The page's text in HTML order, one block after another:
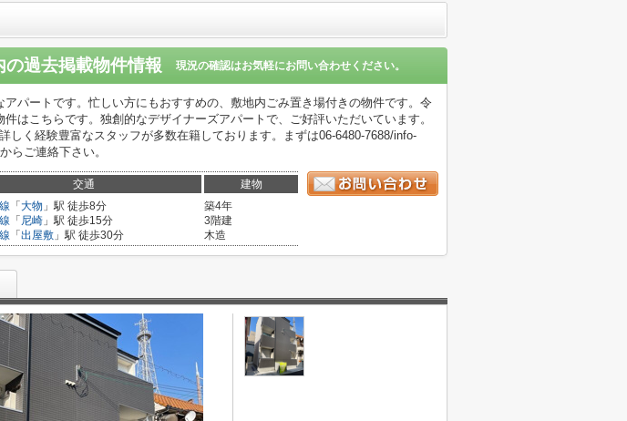
の過去掲載物件情報 現況の確認はお気軽にお問い合わせください。
アパートです。忙しい方にもおすすめの、敷地内ごみ置き場付きの物件です。令
はこちらです。独創的なデザイナーズアパートで、ご好評いただいています。
しく経験豊富なスタッフが多数在籍しております。まずは06-6480-7688/info-
らご連絡下さい。
交通 建物
「 大物 」駅 徒歩8分
「 尼崎 」駅 徒歩15分
「 出屋敷 」駅 徒歩30分
築4年
3階建
木造